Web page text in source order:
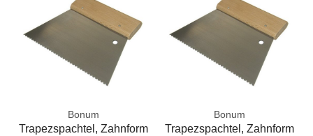
Bonum
Trapezspachtel, Zahnform
Bonum
Trapezspachtel, Zahnform